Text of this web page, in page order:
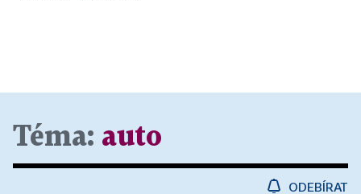
Téma: auto
ODEBÍRAT